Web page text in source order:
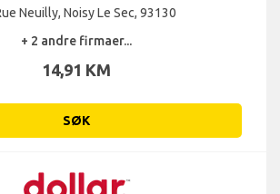
Neuilly, Noisy Le Sec, 93130
+ 2 andre firmaer...
14,91 KM
SØK